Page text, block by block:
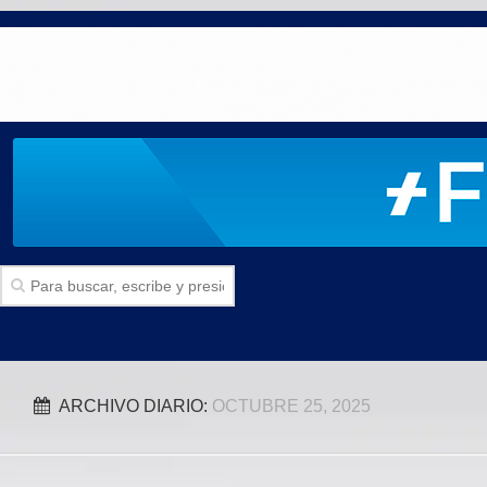
SECCIONES
Politica
ARCHIVO DIARIO: OCTUBRE 25, 2025